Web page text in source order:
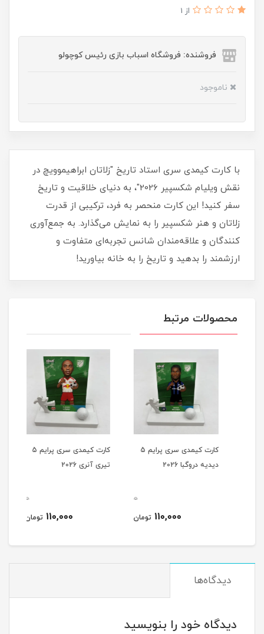
از 1
فروشنده: فروشگاه اسباب بازی رئیس کوچولو
ناموجود
با کارت کیمدی سری استاد تاریخ "زلاتان ابراهیموویچ در
نقش ویلیام شکسپیر 2026"، به دنیای خلاقیت و تاریخ
سفر کنید! این کارت منحصر به فرد، ترکیبی از قدرت
زلاتان و هنر شکسپیر را به نمایش می‌گذارد. به جمع‌آوری
کنندگان و علاقه‌مندان شانس تجربه‌ای متفاوت و
ارزشمند را بدهید و تاریخ را به خانه بیاورید!
محصولات مرتبط
کارت کیمدی سری پرایم 5
دیدیه دروگبا 2026
110,000 تومان
کارت کیمدی سری پرایم 5
تیری آنری 2026
110,000 تومان
دیدگاه‌ها
دیدگاه خود را بنویسید